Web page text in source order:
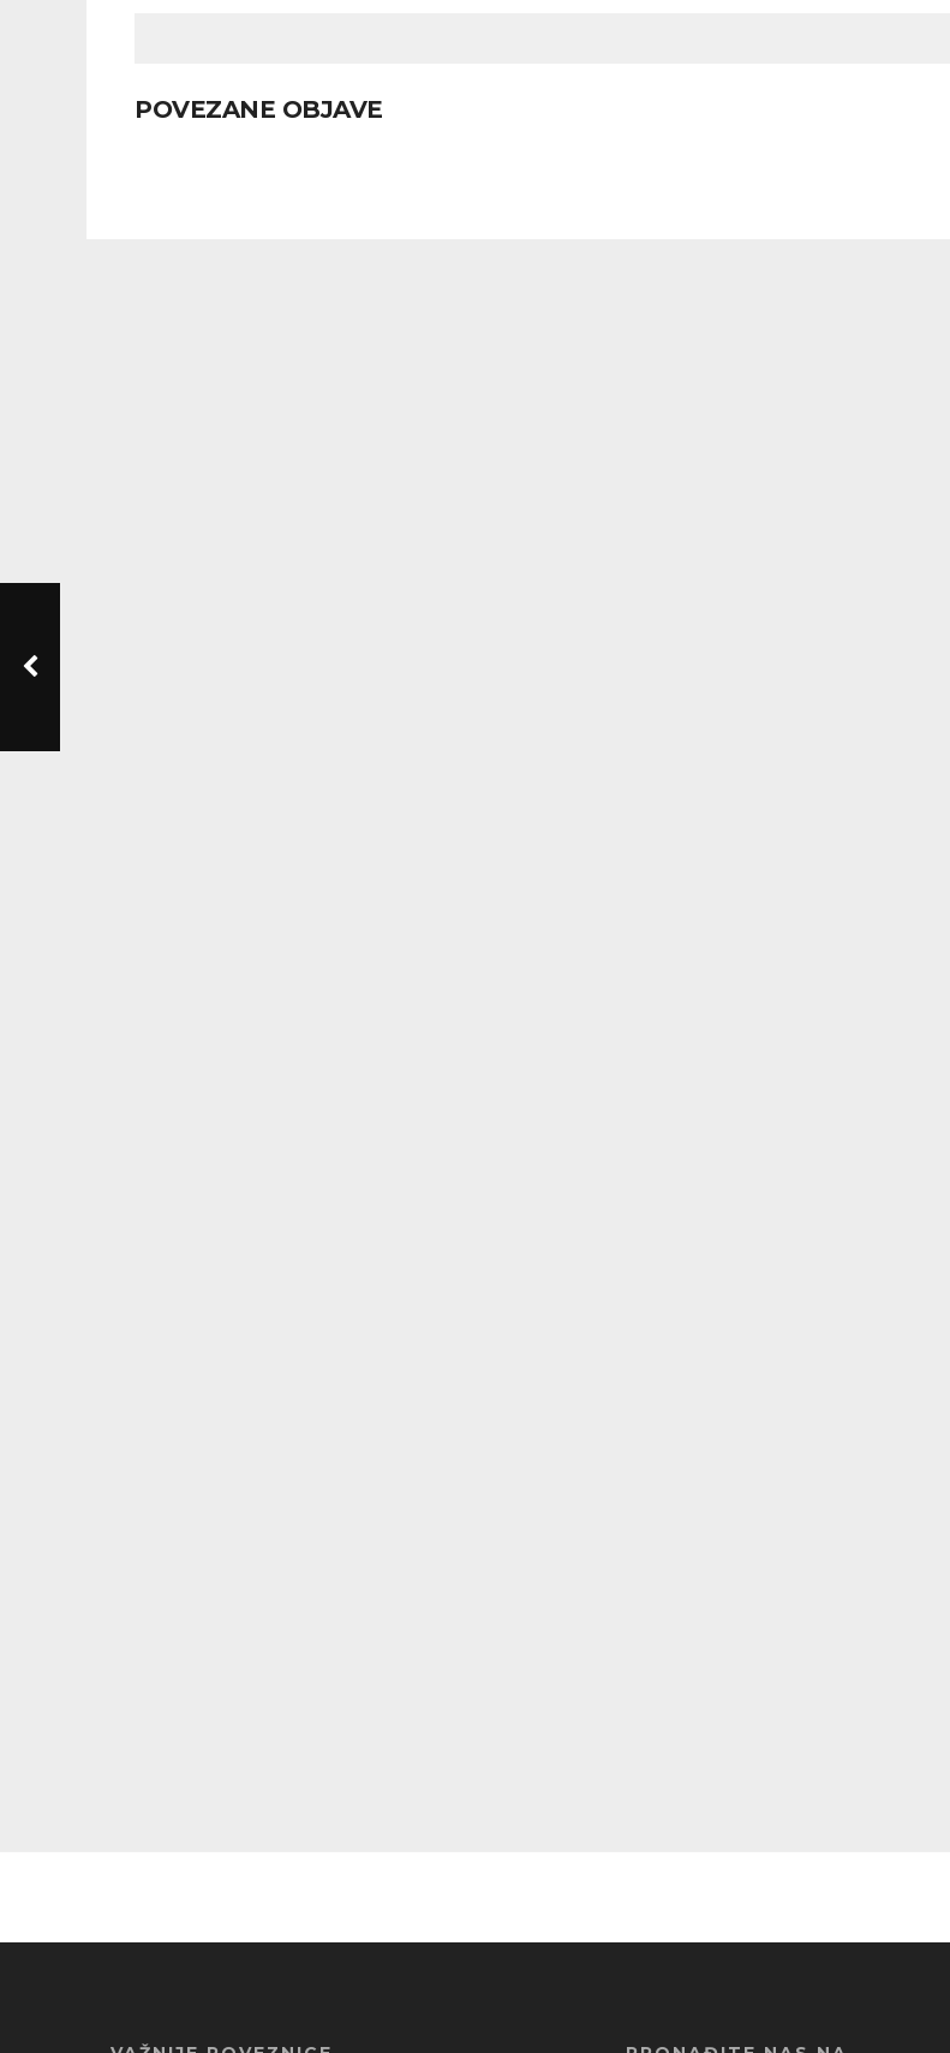
POVEZANE OBJAVE